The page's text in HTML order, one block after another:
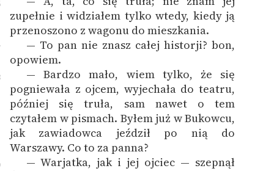
zupełnie i widziałem tylko wtedy, kiedy ją
przenoszono z wagonu do mieszkania.
— To pan nie znasz całej historji? bon,
opowiem.
— Bardzo mało, wiem tylko, że się
pogniewała z ojcem, wyjechała do teatru,
później się truła, sam nawet o tem
czytałem w pismach. Byłem już w Bukowcu,
jak zawiadowca jeździł po nią do
Warszawy. Co to za panna?
— Warjatka, jak i jej ojciec — szepnął